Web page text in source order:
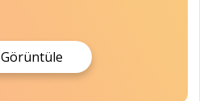
Görüntüle